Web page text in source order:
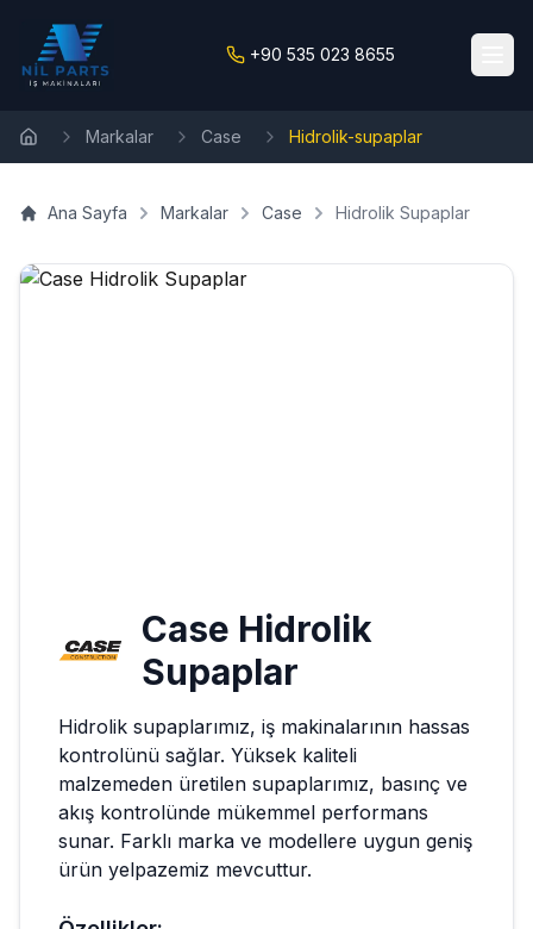
+90 535 023 8655
Markalar Case Hidrolik-supaplar
Ana Sayfa Markalar Case Hidrolik Supaplar
Case Hidrolik
Supaplar
Hidrolik supaplarımız, iş makinalarının hassas
kontrolünü sağlar. Yüksek kaliteli
malzemeden üretilen supaplarımız, basınç ve
akış kontrolünde mükemmel performans
sunar. Farklı marka ve modellere uygun geniş
ürün yelpazemiz mevcuttur.